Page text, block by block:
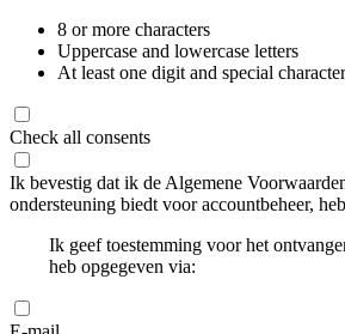
8 or more characters
Uppercase and lowercase letters
At least one digit and special character
Check all consents
Ik bevestig dat ik de Algemene
ondersteuning biedt voor accountbeheer,
Ik geef toestemming voor het
heb opgegeven via: